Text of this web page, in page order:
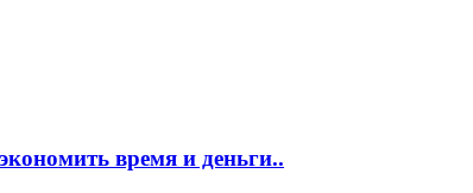
время и деньги..